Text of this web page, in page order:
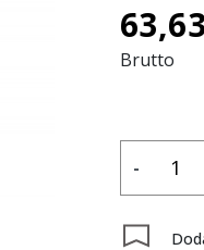
Brutto
-